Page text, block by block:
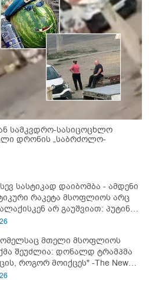
სამკვდრო-სასიცოცხლო
დრონის „საბრძოლო-
სასტიკად დაიბომბა - ამდენი
რაკეტა მსოფლიოს არც
არ გაუშვიათ: პუტინის
მთელი მსოფლიოს
შეუძლია: დონალდ ტრამპმა
როგორ მოიქცეს" -The New